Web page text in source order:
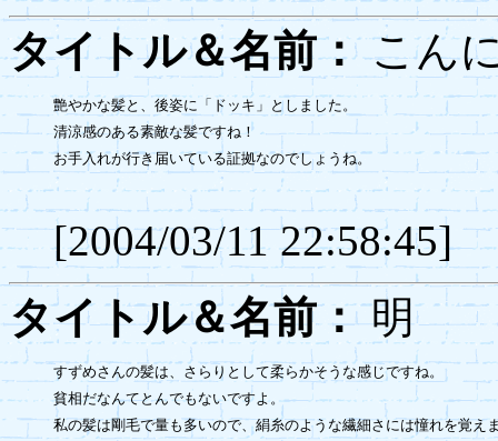
タイトル＆名前：こ
艶やかな髪と、後姿に「ドッキ」としました。
清涼感のある素敵な髪ですね！
お手入れが行き届いている証拠なのでしょうね。
[2004/03/11 22:58:45]
タイトル＆名前：
すずめさんの髪は、さらりとして柔らかそうな感じですね。
貧相だなんてとんでもないですよ。
私の髪は剛毛で量も多いので、絹糸のような繊細さには憧れを覚え